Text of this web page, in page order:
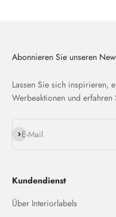
Abonnieren Sie unseren
Lassen Sie sich inspirieren,
Werbeaktionen und erfahren
E-Mail
Abonnieren
Kundendienst
Über Interiorlabels